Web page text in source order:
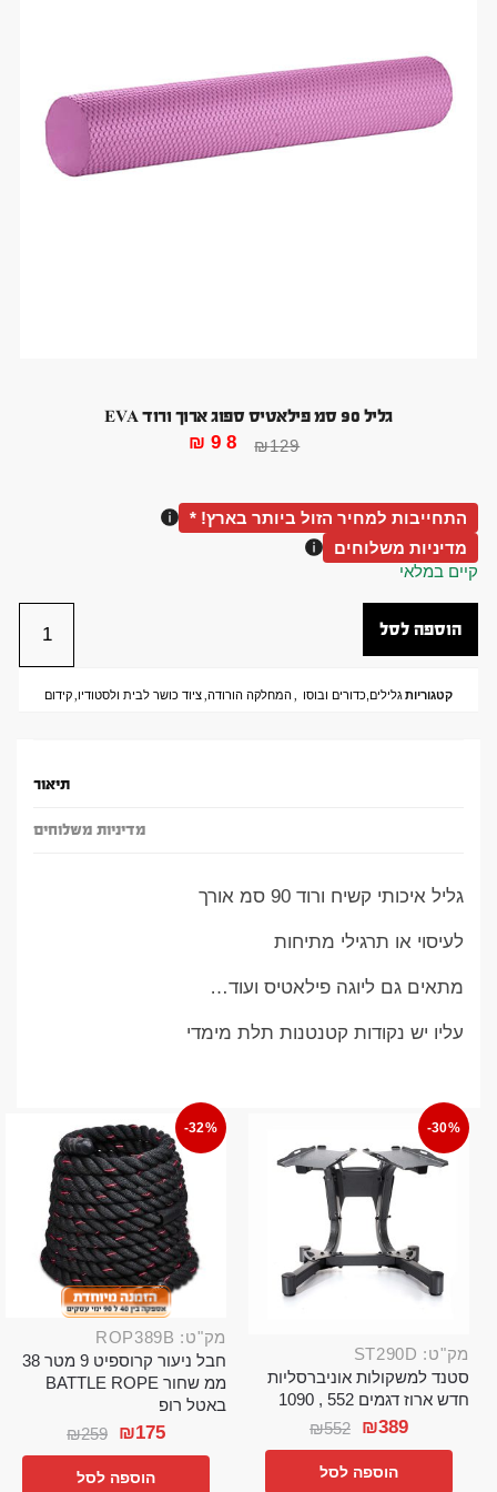
גליל 90 סמ פילאטיס ספוג ארוך ורוד EVA
₪129
₪98
התחייבות למחיר הזול ביותר בארץ! *
מדיניות משלוחים
קיים במלאי
הוספה לסל
קטגוריות גלילים,כדורים ובוסו ,המחלקה הורודה,ציוד כושר לבית ולסטודיו,קידום
תיאור
מדיניות משלוחים
גליל איכותי קשיח ורוד 90 סמ אורך
לעיסוי או תרגילי מתיחות
מתאים גם ליוגה פילאטיס ועוד…
עליו יש נקודות קטנטנות תלת מימדי
-30%
מק"ט: ST290D
סטנד למשקולות אוניברסליות
חדש ארוז דגמים 552 , 1090
₪552 ₪389
הוספה לסל
-32%
מק"ט: ROP389B
חבל ניעור קרוספיט 9 מטר 38
ממ שחור BATTLE ROPE
באטל רופ
₪259 ₪175
הוספה לסל